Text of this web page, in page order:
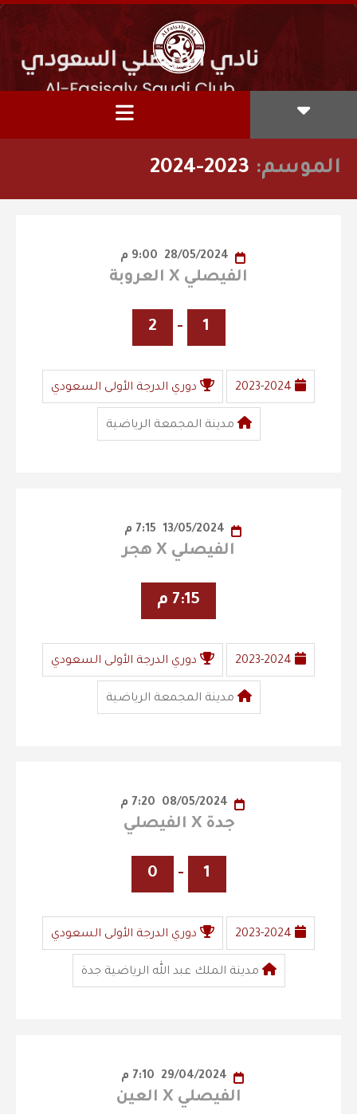
الموسم: 2023-2024
الفيصلي X العروبة
1
-
2
2023-2024 دوري الدرجة الأولى السعودي
مدينة المجمعة الرياضية
الفيصلي X هجر
7:15 م
2023-2024 دوري الدرجة الأولى السعودي
مدينة المجمعة الرياضية
جدة X الفيصلي
1
-
0
2023-2024 دوري الدرجة الأولى السعودي
مدينة الملك عبد الله الرياضية جدة
الفيصلي X العين